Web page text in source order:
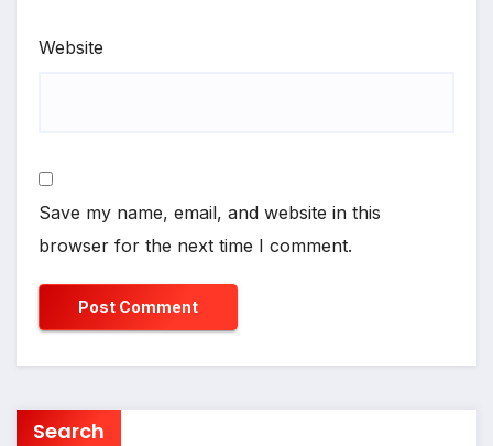
Website
Save my name, email, and website in this
browser for the next time I comment.
Search